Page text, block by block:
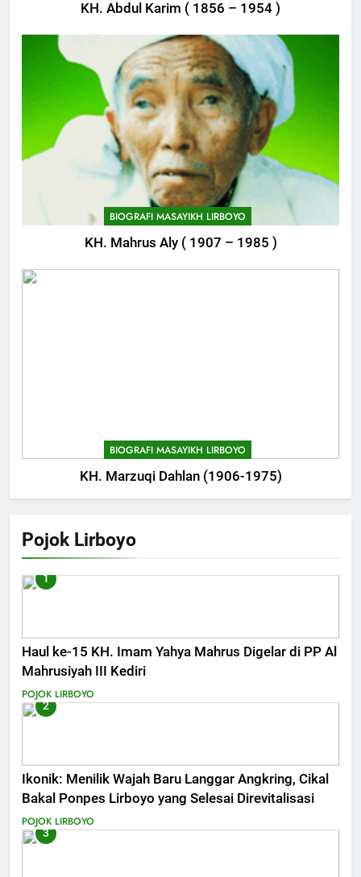
KH. Abdul Karim ( 1856 – 1954 )
BIOGRAFI MASAYIKH LIRBOYO
KH. Mahrus Aly ( 1907 – 1985 )
BIOGRAFI MASAYIKH LIRBOYO
KH. Marzuqi Dahlan (1906-1975)
Pojok Lirboyo
1
Haul ke-15 KH. Imam Yahya Mahrus Digelar di PP Al
Mahrusiyah III Kediri
POJOK LIRBOYO
2
Ikonik: Menilik Wajah Baru Langgar Angkring, Cikal
Bakal Ponpes Lirboyo yang Selesai Direvitalisasi
POJOK LIRBOYO
3